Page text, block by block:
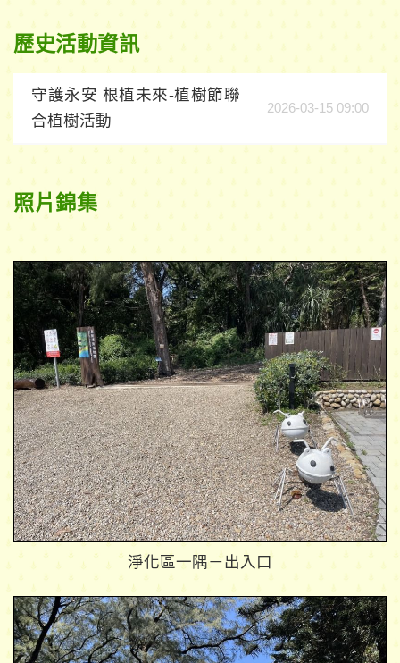
歷史活動資訊
守護永安 根植未來-植樹節聯
合植樹活動
2026-03-15 09:00
照片錦集
淨化區一隅－出入口